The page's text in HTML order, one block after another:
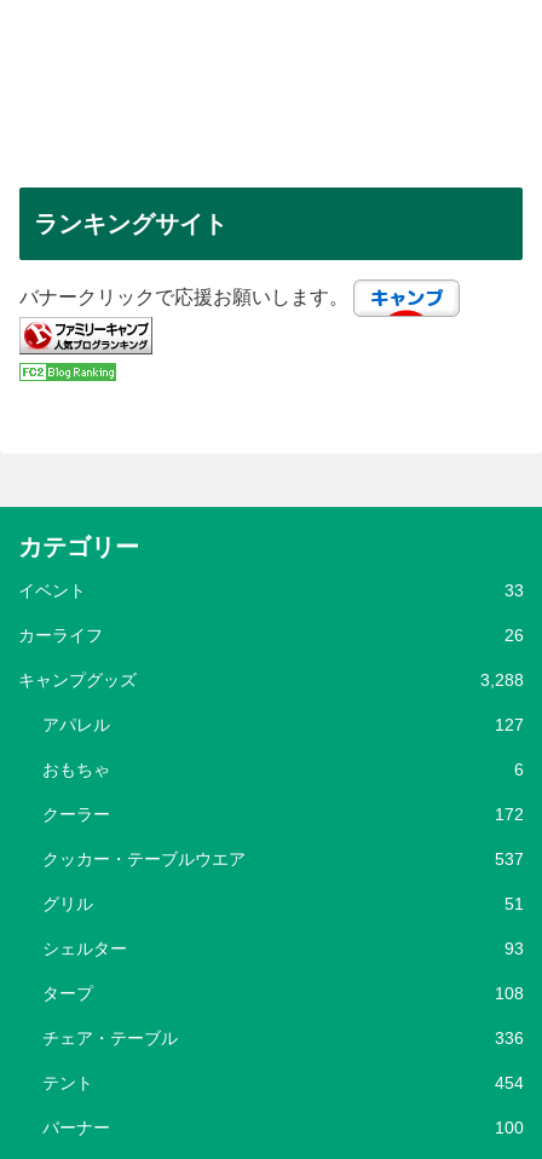
ランキングサイト
バナークリックで応援お願いします。
カテゴリー
イベント 33
カーライフ 26
キャンプグッズ 3,288
アパレル 127
おもちゃ 6
クーラー 172
クッカー・テーブルウエア 537
グリル 51
シェルター 93
タープ 108
チェア・テーブル 336
テント 454
バーナー 100